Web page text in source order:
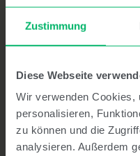
Zustimmung
Diese Webseite
Wir verwenden Cookies,
personalisieren,
zu können und die
analysieren. Außerdem
Grünes Logo /
PDF·PNG
Schwarzes Logo /
PDF·PNG